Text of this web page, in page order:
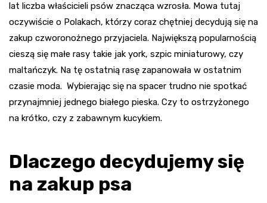
lat liczba właścicieli psów znacząca wzrosła. Mowa tutaj
oczywiście o Polakach, którzy coraz chętniej decydują się na
zakup czworonożnego przyjaciela. Największą popularnością
cieszą się małe rasy takie jak york, szpic miniaturowy, czy
maltańczyk. Na tę ostatnią rasę zapanowała w ostatnim
czasie moda. Wybierając się na spacer trudno nie spotkać
przynajmniej jednego białego pieska. Czy to ostrzyżonego
na krótko, czy z zabawnym kucykiem.
Dlaczego decydujemy się
na zakup psa